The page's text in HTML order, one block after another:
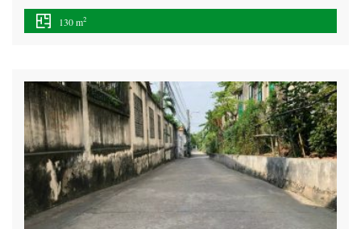
công chứng cho khách hàng ngay sau khi mua. – Xây dựng tự do – Bán
kính 500m, đầy đủ tiện ích: Chợ, siêu thị […]
130 m2